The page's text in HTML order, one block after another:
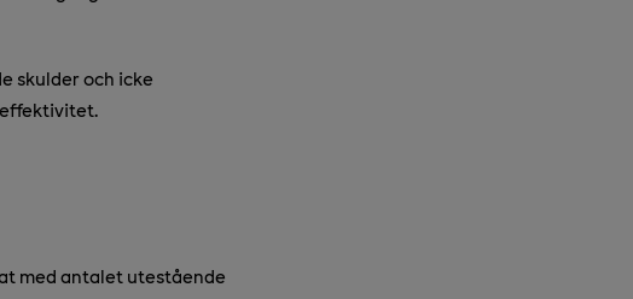
skulder och icke
med antalet utestående